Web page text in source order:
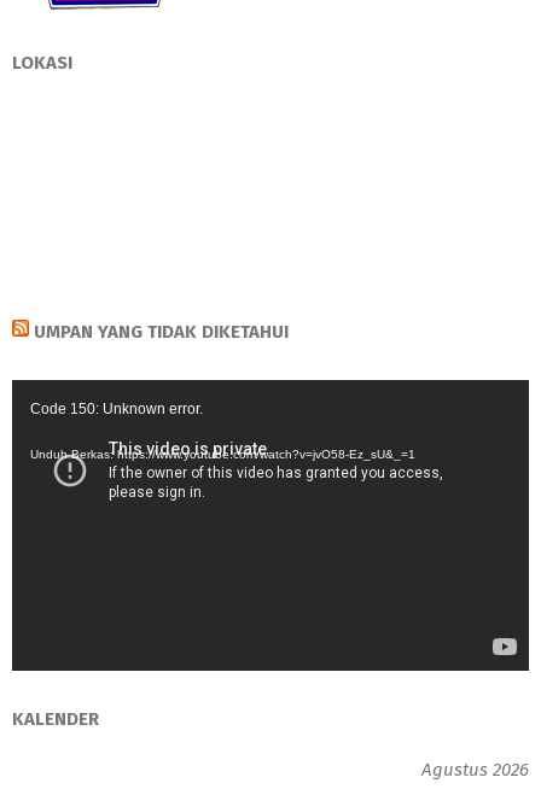
LOKASI
UMPAN YANG TIDAK DIKETAHUI
Code 150: Unknown error.
Unduh Berkas: https://www.youtube.com/watch?v=jvO58-Ez_sU&_=1
KALENDER
Agustus 2026